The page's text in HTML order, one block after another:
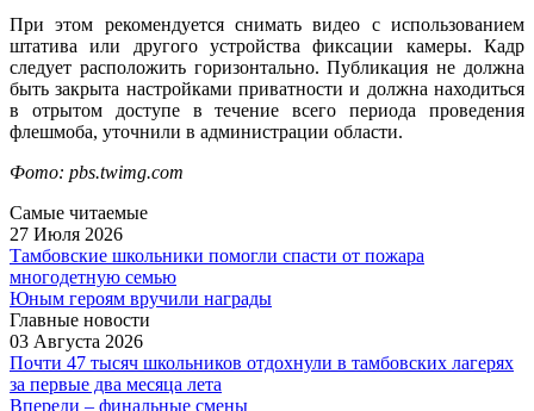
При этом рекомендуется снимать видео с использованием
штатива или другого устройства фиксации камеры. Кадр
следует расположить горизонтально. Публикация не должна
быть закрыта настройками приватности и должна находиться
в отрытом доступе в течение всего периода проведения
флешмоба, уточнили в администрации области.
Фото: pbs.twimg.com
Самые читаемые
27 Июля 2026
Тамбовские школьники помогли спасти от пожара
многодетную семью
Юным героям вручили награды
Главные новости
03 Августа 2026
Почти 47 тысяч школьников отдохнули в тамбовских лагерях
за первые два месяца лета
Впереди – финальные смены